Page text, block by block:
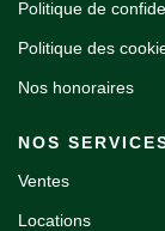
Politique de
Politique des
Nos honoraires
NOS
Ventes
Locations